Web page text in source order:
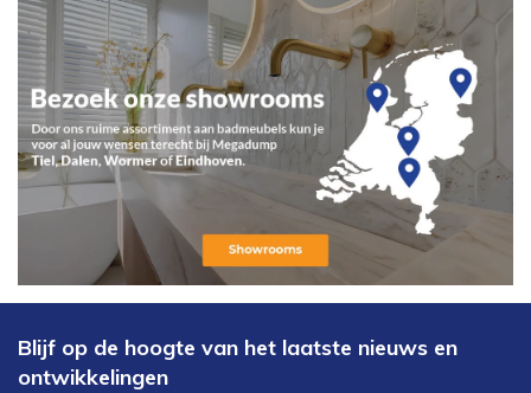
Blijf op de hoogte van het laatste nieuws en
ontwikkelingen